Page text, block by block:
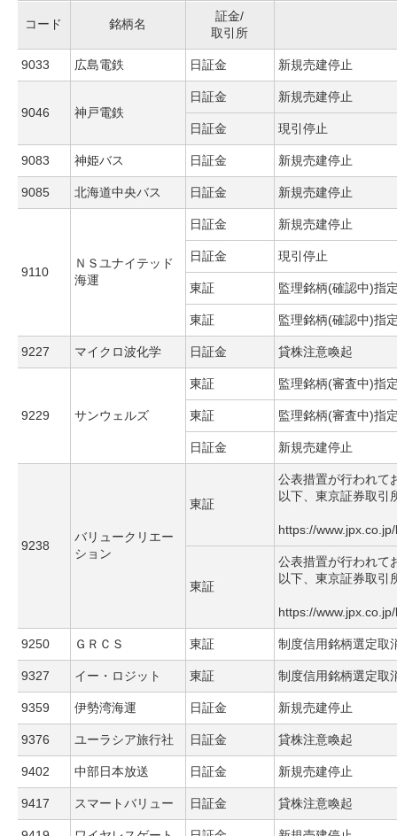
コード 銘柄名
証金/
取引所
9033 広島電鉄 日証金 新規売建停止
9046 神戸電鉄
日証金 新規売建停止
日証金 現引停止
9083 神姫バス 日証金 新規売建停止
9085 北海道中央バス 日証金 新規売建停止
9110
ＮＳユナイテッド
海運
日証金 新規売建停止
日証金 現引停止
東証 監理銘柄(確認中)指
東証 監理銘柄(確認中)指
9227 マイクロ波化学 日証金 貸株注意喚起
9229 サンウェルズ
東証 監理銘柄(審査中)指
東証 監理銘柄(審査中)指
日証金 新規売建停止
9238
バリュークリエー
ション
東証
公表措置が行われて
以下、東京証券取引
https://
東証
公表措置が行われて
以下、東京証券取引
https://
9250 ＧＲＣＳ 東証 制度信用銘柄選定取
9327 イー・ロジット 東証 制度信用銘柄選定取
9359 伊勢湾海運 日証金 新規売建停止
9376 ユーラシア旅行社 日証金 貸株注意喚起
9402 中部日本放送 日証金 新規売建停止
9417 スマートバリュー 日証金 貸株注意喚起